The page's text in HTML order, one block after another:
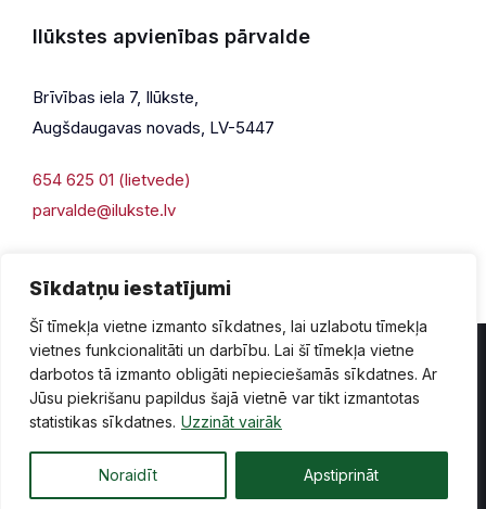
Sīkdatņu iestatījumi
Šī tīmekļa vietne izmanto sīkdatnes, lai uzlabotu tīmekļa
vietnes funkcionalitāti un darbību. Lai šī tīmekļa vietne
darbotos tā izmanto obligāti nepieciešamās sīkdatnes. Ar
Jūsu piekrišanu papildus šajā vietnē var tikt izmantotas
statistikas sīkdatnes. Uzzināt vairāk
Noraidīt Apstiprināt
Ilūkstes apvienības pārvalde
Brīvības iela 7, Ilūkste,
Augšdaugavas novads, LV-5447
654 625 01 (lietvede)
parvalde@ilukste.lv
Privātuma politika Piekļūstamība
Lapas karte
© 2026 Ilūkste, publicētā satura visas tiesības aizsargātas.